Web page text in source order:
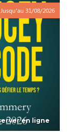
Jusqu'au 31/08/2026
en ligne